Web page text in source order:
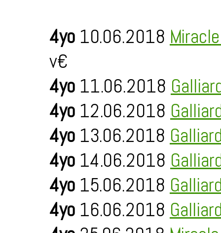
4yo 10.06.2018
v€
4yo 11.06.2018
4yo 12.06.2018
4yo 13.06.2018
4yo 14.06.2018
4yo 15.06.2018
4yo 16.06.2018